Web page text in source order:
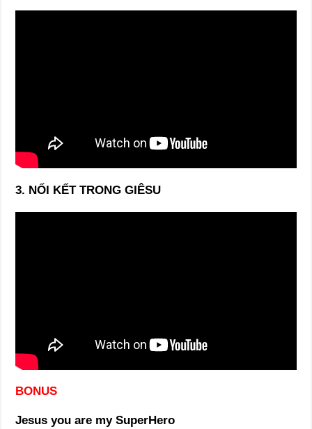
3. NỐI KẾT TRONG GIÊSU
BONUS
Jesus you are my SuperHero